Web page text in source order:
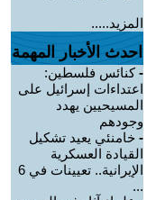
المزيد.....
احدث الأخبار المهمة
-كنائس فلسطين:
اعتداءات إسرائيل على
المسيحيين يهدد
وجودهم
- خامنئي يعيد تشكيل
القيادة العسكرية
الإيرانية.. تعيينات في 6
...